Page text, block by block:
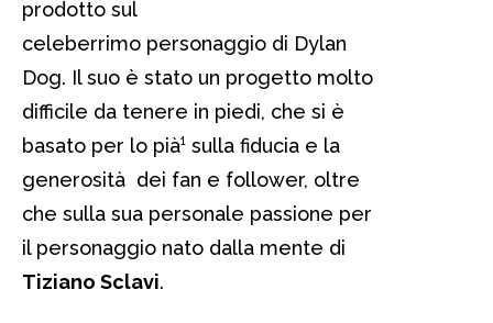
prodotto sul
celeberrimo personaggio di Dylan
Dog. Il suo è stato un progetto molto
difficile da tenere in piedi, che si è
basato per lo pià¹ sulla fiducia e la
generosità dei fan e follower, oltre
che sulla sua personale passione per
il personaggio nato dalla mente di
Tiziano Sclavi.